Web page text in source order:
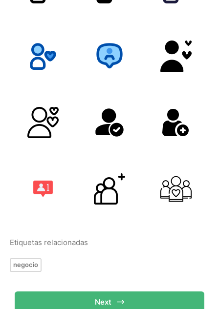
Etiquetas relacionadas
negocio
Next